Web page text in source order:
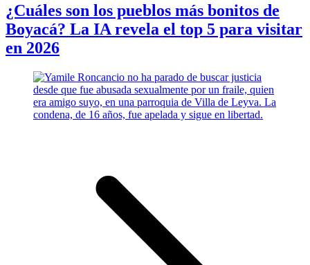
¿Cuáles son los pueblos más bonitos de
Boyacá? La IA revela el top 5 para visitar
en 2026